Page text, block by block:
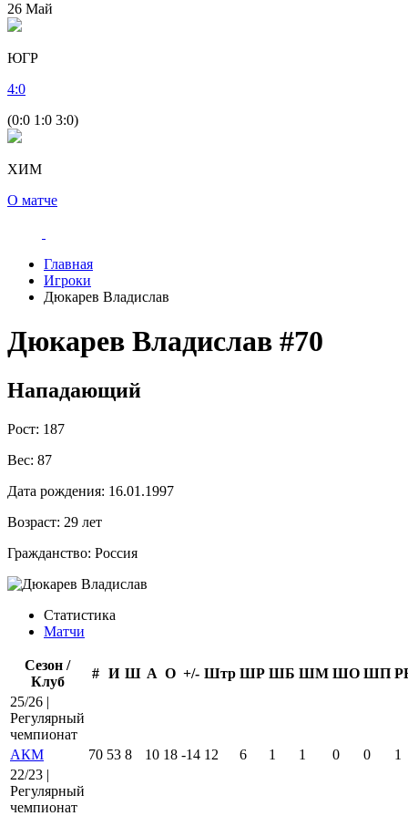
26 Май
ЮГР
4:0
(0:0 1:0 3:0)
ХИМ
О матче
Главная
Игроки
Дюкарев Владислав
Дюкарев Владислав #70
Нападающий
Рост: 187
Вес: 87
Дата рождения: 16.01.1997
Возраст: 29 лет
Гражданство: Россия
Статистика
Матчи
Сезон /
Клуб
# И Ш А О +/- Штр ШР ШБ ШМ ШО ШП
25/26 |
Регулярный
чемпионат
АКМ
70 53 8 10 18 -14 12 6 1 1 0 0
1
22/23 |
Регулярный
чемпионат